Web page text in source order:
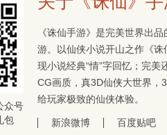
众号
包
《诛仙手游》是完美世界出
游。以仙侠小说开山之作《
现小说经典“情”字回忆；完
CG画质，真3D仙侠大世界，
给玩家极致的仙侠体验。
新浪微博 百度贴吧